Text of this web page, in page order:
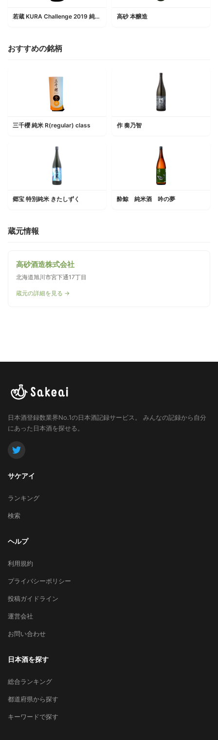
若蔵 KURA Challenge 2019 純米吟醸酒 生酒 高砂 本醸造
おすすめの銘柄
三千櫻 純米 R(regular) class 作 奏乃智
郷宝 特別純米 きたしずく 酔鯨 純米酒 吟の夢
蔵元情報
高砂酒造株式会社
北海道旭川市宮下通17丁目
蔵元の詳細を見る →
日本酒登録数業界No.1の日本酒記録サービス。
みんなの記録から自分
にあった日本酒を探せる。
サケアイ
ランキング
検索
ヘルプ
利用規約
プライバシーポリシー
投稿ガイドライン
運営会社
お問い合わせ
日本酒を探す
総合ランキング
都道府県から探す
キーワードで探す